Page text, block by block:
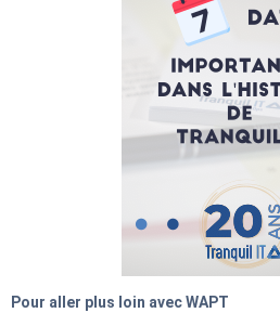
Pour aller plus loin avec WAPT